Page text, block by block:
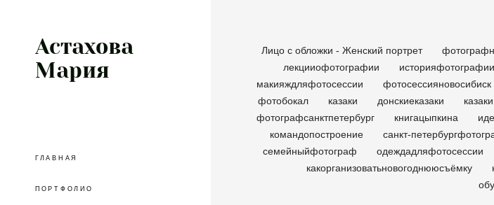
Астахова
Мария
ГЛАВНАЯ
ПОРТФОЛИО
Лицо с обложки - Женский портрет
лекцииофотографии
историяфотографии
макияждляфотосессии
фотосессияновосибиск
фотобокал
казаки донскиеказаки
фотографсанктпетербург
книгацыпкина
командопостроение
санкт-
семейныйфотограф
одеждадляфотосессии
какорганизоватьновогоднююсъёмку